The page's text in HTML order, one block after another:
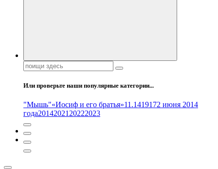
Поиск:
Или проверьте наши популярные категории...
"Мышь"«Иосиф и его братья»11.1419172 июня 2014
года20142021 20222023